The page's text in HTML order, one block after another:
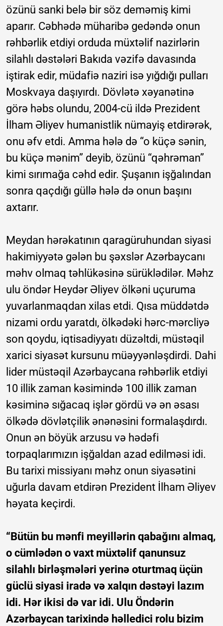
özünü sanki belə bir söz deməmiş kimi
aparır. Cəbhədə müharibə gedəndə onun
rəhbərlik etdiyi orduda müxtəlif nazirlərin
silahlı dəstələri Bakıda vəzifə davasında
iştirak edir, müdafiə naziri isə yığdığı pulları
Moskvaya daşıyırdı. Dövlətə xəyanətinə
görə həbs olundu, 2004-cü ildə Prezident
İlham Əliyev humanistlik nümayiş etdirərək,
onu əfv etdi. Amma hələ də “o küçə sənin,
bu küçə mənim” deyib, özünü “qəhrəman”
kimi sırımağa cəhd edir. Şuşanın işğalından
sonra qaçdığı güllə hələ də onun başını
axtarır.
Meydan hərəkatının qaragüruhundan siyasi
hakimiyyətə gələn bu şəxslər Azərbaycanı
məhv olmaq təhlükəsinə sürüklədilər. Məhz
ulu öndər Heydər Əliyev ölkəni uçuruma
yuvarlanmaqdan xilas etdi. Qısa müddətdə
nizami ordu yaratdı, ölkədəki hərc-mərcliyə
son qoydu, iqtisadiyyatı düzəltdi, müstəqil
xarici siyasət kursunu müəyyənləşdirdi. Dahi
lider müstəqil Azərbaycana rəhbərlik etdiyi
10 illik zaman kəsimində 100 illik zaman
kəsiminə sığacaq işlər gördü və ən əsası
ölkədə dövlətçilik ənənəsini formalaşdırdı.
Onun ən böyük arzusu və hədəfi
torpaqlarımızın işğaldan azad edilməsi idi.
Bu tarixi missiyanı məhz onun siyasətini
uğurla davam etdirən Prezident İlham Əliyev
həyata keçirdi.
“Bütün bu mənfi meyillərin qabağını almaq,
o cümlədən o vaxt müxtəlif qanunsuz
silahlı birləşmələri yerinə oturtmaq üçün
güclü siyasi iradə və xalqın dəstəyi lazım
idi. Hər ikisi də var idi. Ulu Öndərin
Azərbaycan tarixində həlledici rolu bizim